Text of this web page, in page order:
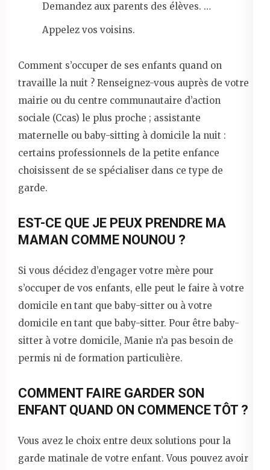
Demandez aux parents des élèves. …
Appelez vos voisins.
Comment s’occuper de ses enfants quand on
travaille la nuit ? Renseignez-vous auprès de votre
mairie ou du centre communautaire d’action
sociale (Ccas) le plus proche ; assistante
maternelle ou baby-sitting à domicile la nuit :
certains professionnels de la petite enfance
choisissent de se spécialiser dans ce type de
garde.
EST-CE QUE JE PEUX PRENDRE MA
MAMAN COMME NOUNOU ?
Si vous décidez d’engager votre mère pour
s’occuper de vos enfants, elle peut le faire à votre
domicile en tant que baby-sitter ou à votre
domicile en tant que baby-sitter. Pour être baby-
sitter à votre domicile, Manie n’a pas besoin de
permis ni de formation particulière.
COMMENT FAIRE GARDER SON
ENFANT QUAND ON COMMENCE TÔT ?
Vous avez le choix entre deux solutions pour la
garde matinale de votre enfant. Vous pouvez avoir